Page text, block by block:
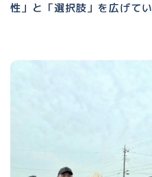
性」と「選択肢」を広げて